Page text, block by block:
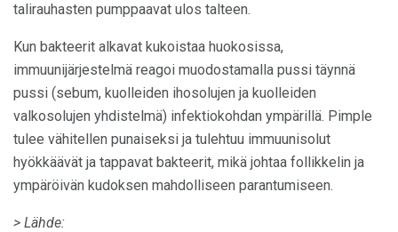
talirauhasten pumppaavat ulos talteen.
Kun bakteerit alkavat kukoistaa huokosissa,
immuunijärjestelmä reagoi muodostamalla pussi täynnä
pussi (sebum, kuolleiden ihosolujen ja kuolleiden
valkosolujen yhdistelmä) infektiokohdan ympärillä. Pimple
tulee vähitellen punaiseksi ja tulehtuu immuunisolut
hyökkäävät ja tappavat bakteerit, mikä johtaa follikkelin ja
ympäröivän kudoksen mahdolliseen parantumiseen.
> Lähde: